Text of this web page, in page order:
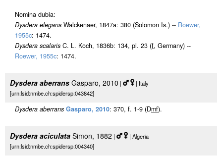
Nomina dubia:
Dysdera elegans Walckenaer, 1847a: 380 (Solomon Is.) -- Roewer,
1955c: 1474.
Dysdera scalaris C. L. Koch, 1836b: 134, pl. 23 (f, Germany) --
Roewer, 1955c: 1474.
Dysdera aberrans Gasparo, 2010 |
| Italy
[urn:lsid:nmbe.ch:spidersp:043842]
Dysdera aberrans Gasparo, 2010: 370, f. 1-9 (Dmf).
Dysdera aciculata Simon, 1882 |
| Algeria
[urn:lsid:nmbe.ch:spidersp:004340]